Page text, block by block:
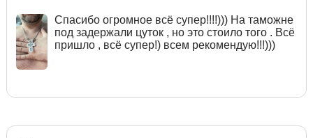
Спасибо огромное всё супер!!!!))) На таможне
под задержали цуток , но это стоило того . Всё
пришло , всё супер!) всем рекомендую!!!)))